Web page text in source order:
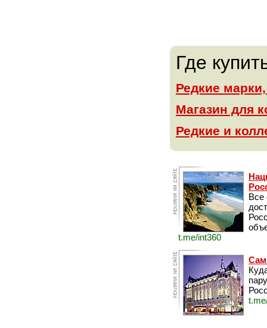
Где
Редкие
Магазин для
Редкие и
Все
t.me/int360